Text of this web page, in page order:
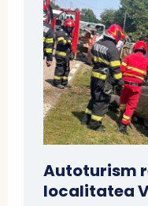
Autoturism
localitatea